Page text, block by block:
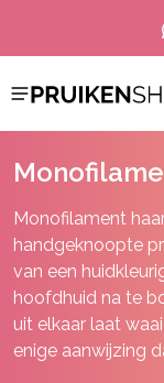
Monofilament
handgeknoopte
van een
hoofdhuid na te
uit elkaar laat
enige aanwijzing